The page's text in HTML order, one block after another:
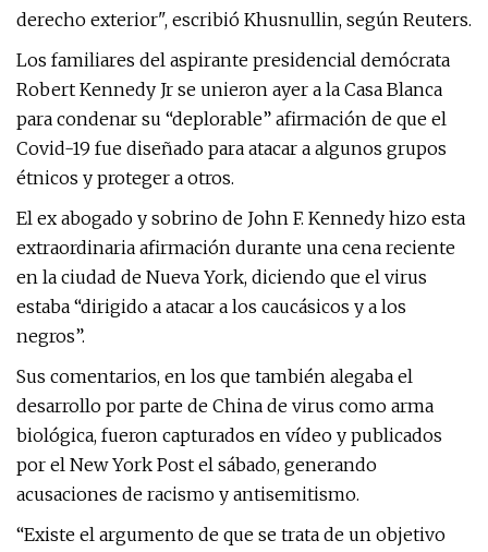
derecho exterior", escribió Khusnullin, según Reuters.
Los familiares del aspirante presidencial demócrata
Robert Kennedy Jr se unieron ayer a la Casa Blanca
para condenar su “deplorable” afirmación de que el
Covid-19 fue diseñado para atacar a algunos grupos
étnicos y proteger a otros.
El ex abogado y sobrino de John F. Kennedy hizo esta
extraordinaria afirmación durante una cena reciente
en la ciudad de Nueva York, diciendo que el virus
estaba “dirigido a atacar a los caucásicos y a los
negros”.
Sus comentarios, en los que también alegaba el
desarrollo por parte de China de virus como arma
biológica, fueron capturados en vídeo y publicados
por el New York Post el sábado, generando
acusaciones de racismo y antisemitismo.
“Existe el argumento de que se trata de un objetivo